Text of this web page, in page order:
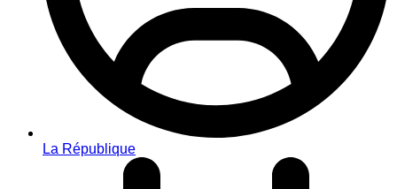
La République